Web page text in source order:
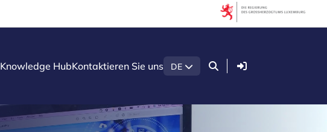
Knowledge HubKontaktieren Sie uns DE Anmelden